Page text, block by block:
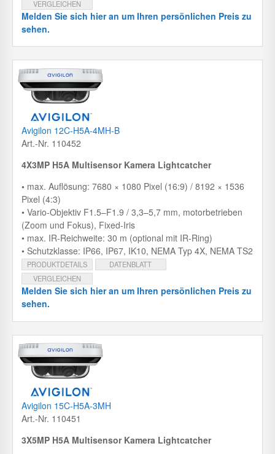
VERGLEICHEN
Melden Sie sich hier an um Ihren persönlichen Preis zu
sehen.
Avigilon 12C-H5A-4MH-B
Art.-Nr. 110452
4X3MP H5A Multisensor Kamera Lightcatcher
• max. Auflösung: 7680 × 1080 Pixel (16:9) / 8192 × 1536
Pixel (4:3)
• Vario-Objektiv F1.5–F1.9 / 3,3–5,7 mm, motorbetrieben
(Zoom und Fokus), Fixed-Iris
• max. IR-Reichweite: 30 m (optional mit IR-Ring)
• Schutzklasse: IP66, IP67, IK10, NEMA Typ 4X, NEMA TS2
PRODUKTDETAILS
DATENBLATT
VERGLEICHEN
Melden Sie sich hier an um Ihren persönlichen Preis zu
sehen.
Avigilon 15C-H5A-3MH
Art.-Nr. 110451
3X5MP H5A Multisensor Kamera Lightcatcher